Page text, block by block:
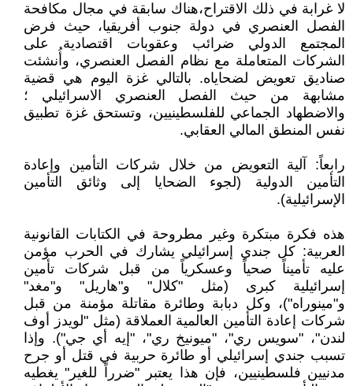
لا غرابة في ذلك الاقتراح،هناك سابقة في مجال مكافحة
الفصل العنصري في دولة جنوب أفريقيا، حيث فرض
المجتمع الدولي ضرائب وعقوبات اقتصادية على
الشركات المتعاملة مع نظام الفصل العنصري، وأُنشئت
صناديق تعويض لضحاياه. بالتالي غزة اليوم هي قضية
مشابهة من حيث الفصل العنصري الاسرائيلي ؛
والاضطهاد الجماعي للفلسطينيين، وتستحق غزة تطبيق
نفس المنطق المالي العقابي.
رابعاً: آلية التعويض من خلال شركات التأمين وإعادة
التأمين الدولية (لجوء الضحايا إلى وثائق التأمين
الإسرائيلية).
هذه فكرة مبتكرة وغير مطروحة في الكتابات القانونية
العربية: كل جندي إسرائيلي يشارك في الحرب مؤمن
عليه تأميناً صحياً وعسكرياً من قبل شركات تأمين
إسرائيلية كبرى (مثل "كلال" و"هاريل" و"مغد"
و"مينوراه")، وكل دبابة وطائرة مقاتلة مؤمنة من قبل
شركات إعادة التأمين العالمية العملاقة (مثل "لويدز أوف
لندن"، "سويس ري"، "ميونيخ ري"، "إيه أي جي"). وإذا
تسبب جندي إسرائيلي أو طائرة حربية في قتل أو جرح
مدنيين فلسطينيين، فإن هذا يعتبر "ضرراً للغير" يغطيه